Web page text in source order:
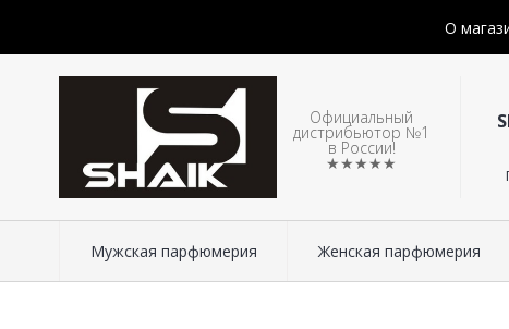
О
Официальный
дистрибьютор №1
в России!
★★★★★
Мужская парфюмерия Женская парфюмерия